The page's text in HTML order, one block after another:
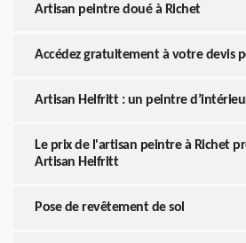
Artisan peintre doué à Richet
Accédez gratuitement à votre devis
Artisan Helfritt : un peintre
Le prix de l'artisan peintre à Richet
Artisan Helfritt
Pose de revêtement de sol